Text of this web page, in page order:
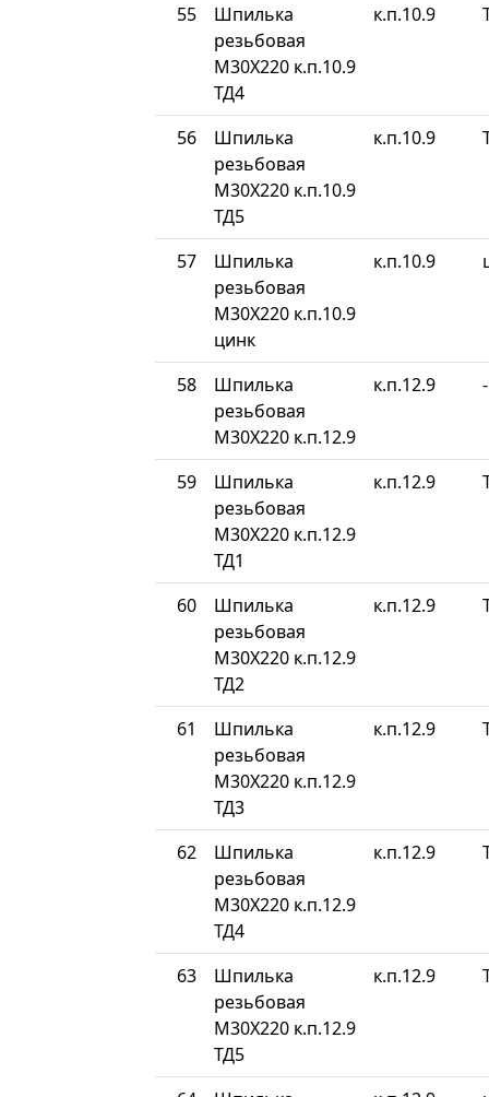
55
Шпилька
резьбовая
М30Х220 к.п.10.9
ТД4
к.п.10.9
56
Шпилька
резьбовая
М30Х220 к.п.10.9
ТД5
к.п.10.9
57
Шпилька
резьбовая
М30Х220 к.п.10.9
цинк
к.п.10.9
58
Шпилька
резьбовая
М30Х220 к.п.12.9
к.п.12.9 -
59
Шпилька
резьбовая
М30Х220 к.п.12.9
ТД1
к.п.12.9
60
Шпилька
резьбовая
М30Х220 к.п.12.9
ТД2
к.п.12.9
61
Шпилька
резьбовая
М30Х220 к.п.12.9
ТД3
к.п.12.9
62
Шпилька
резьбовая
М30Х220 к.п.12.9
ТД4
к.п.12.9
63
Шпилька
резьбовая
М30Х220 к.п.12.9
ТД5
к.п.12.9